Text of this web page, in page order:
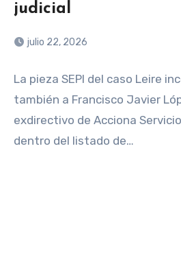
judicial
julio 22, 2026
La pieza SEPI del caso Leire
también a Francisco Javier
exdirectivo de Acciona
dentro del listado de…